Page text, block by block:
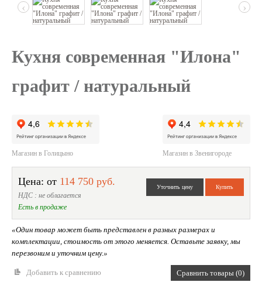
‹ ›
Кухня современная "Илона"
графит / натуральный
Магазин в Голицыно Магазин в Звенигороде
Цена: от 114 750 руб.
НДС : не облагается
Есть в продаже
«Один товар может быть представлен в разных размерах и
комплектации, стоимость от этого меняется. Оставьте заявку, мы
перезвоним и уточним цену.»
Добавить к сравнению Сравнить товары (0)